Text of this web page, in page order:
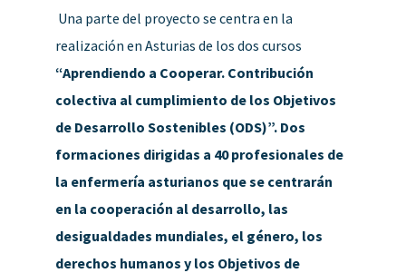
Una parte del proyecto se centra en la
realización en Asturias de los dos cursos
“Aprendiendo a Cooperar. Contribución
colectiva al cumplimiento de los Objetivos
de Desarrollo Sostenibles (ODS)”. Dos
formaciones dirigidas a 40 profesionales de
la enfermería asturianos que se centrarán
en la cooperación al desarrollo, las
desigualdades mundiales, el género, los
derechos humanos y los Objetivos de